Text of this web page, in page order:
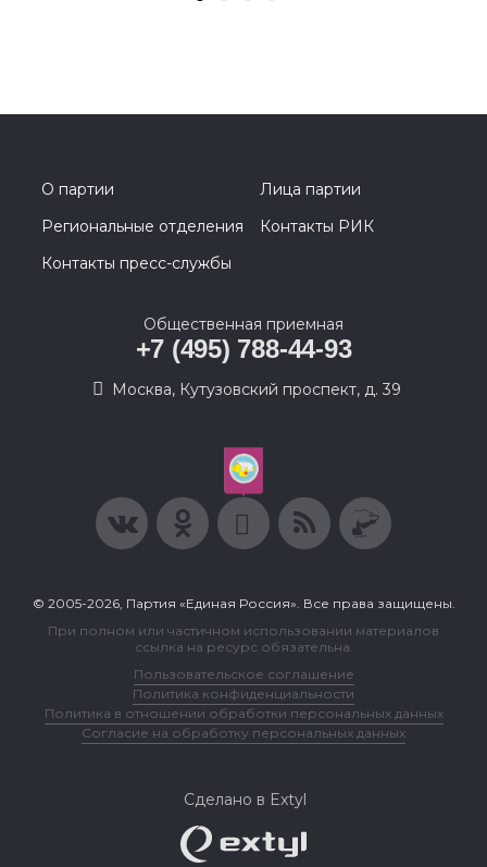
О партии
Лица партии
Региональные отделения
Контакты РИК
Контакты пресс-службы
Общественная приемная
+7 (495) 788-44-93
Москва, Кутузовский проспект, д. 39
© 2005-2026, Партия «Единая Россия». Все права защищены.
При полном или частичном использовании материалов
ссылка на ресурс обязательна.
Пользовательское соглашение
Политика конфиденциальности
Политика в отношении обработки персональных данных
Согласие на обработку персональных данных
Сделано в Extyl